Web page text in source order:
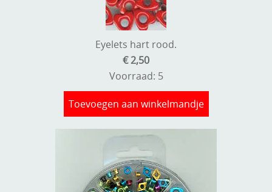
Eyelets hart rood.
€ 2,50
Voorraad: 5
Toevoegen aan winkelmandje